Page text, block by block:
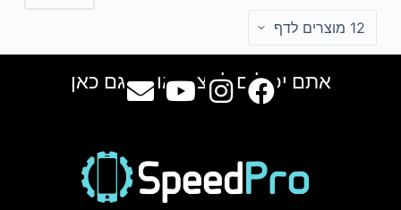
אתם יכולים למצוא אותנו גם כאן